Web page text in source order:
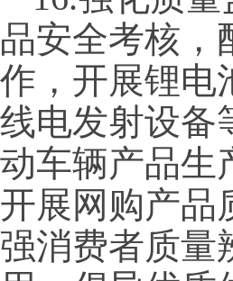
品安全考核，
作，开展锂电
线电发射设备
动车辆产品生
开展网购产品
强消费者质量